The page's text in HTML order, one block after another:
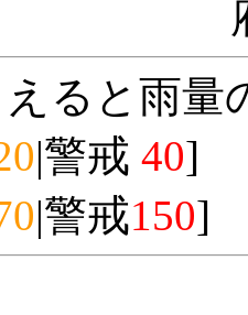
ると雨量
|警戒 40]
|警戒150]